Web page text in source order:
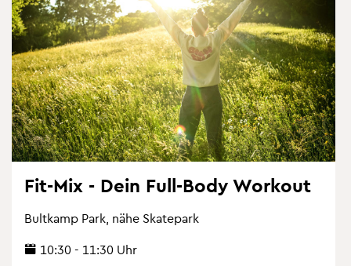
Fit-Mix - Dein Full-Body Work­out
Bult­kamp Park, nähe Skate­park
10:30 - 11:30 Uhr